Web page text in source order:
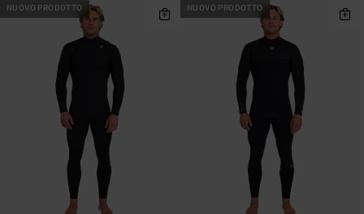
NUOVO PRODOTTO NUOVO PRODOTTO